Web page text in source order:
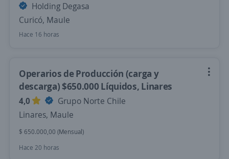
Holding Degasa
Curicó, Maule
Hace 16 horas
Operarios de Producción (carga y
descarga) $650.000 Líquidos, Linares
4,0
Grupo Norte Chile
Linares, Maule
$ 650.000,00 (Mensual)
Hace 20 horas